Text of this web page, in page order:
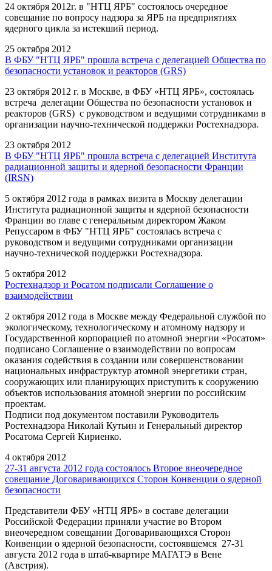
24 октября 2012г. в "НТЦ ЯРБ" состоялось очередное
совещание по вопросу надзора за ЯРБ на предприятиях
ядерного цикла за истекший период.
25 октября 2012
В ФБУ "НТЦ ЯРБ" прошла встреча с делегацией Общества по
безопасности установок и реакторов (GRS)
23 октября 2012 г. в Москве, в ФБУ «НТЦ ЯРБ», состоялась
встреча делегации Общества по безопасности установок и
реакторов (GRS) с руководством и ведущими сотрудниками в
организации научно-технической поддержки Ростехнадзора.
23 октября 2012
В ФБУ "НТЦ ЯРБ" прошла встреча с делегацией Института
радиационной защиты и ядерной безопасности Франции
(IRSN)
5 октября 2012 года в рамках визита в Москву делегации
Института радиационной защиты и ядерной безопасности
Франции во главе с генеральным директором Жаком
Репуссаром в ФБУ "НТЦ ЯРБ" состоялась встреча с
руководством и ведущими сотрудниками организации
научно-технической поддержки Ростехнадзора.
5 октября 2012
Ростехнадзор и Росатом подписали Соглашение о
взаимодействии
2 октября 2012 года в Москве между Федеральной службой по
экологическому, технологическому и атомному надзору и
Государственной корпорацией по атомной энергии «Росатом»
подписано Соглашение о взаимодействии по вопросам
оказания содействия в создании или совершенствовании
национальных инфраструктур атомной энергетики стран,
сооружающих или планирующих приступить к сооружению
объектов использования атомной энергии по российским
проектам.
Подписи под документом поставили Руководитель
Ростехнадзора Николай Кутьин и Генеральный директор
Росатома Сергей Кириенко.
4 октября 2012
27-31 августа 2012 года состоялось Второе внеочередное
совещание Договаривающихся Сторон Конвенции о ядерной
безопасности
Представители ФБУ «НТЦ ЯРБ» в составе делегации
Российской Федерации приняли участие во Втором
внеочередном совещании Договаривающихся Сторон
Конвенции о ядерной безопасности, состоявшемся 27-31
августа 2012 года в штаб-квартире МАГАТЭ в Вене
(Австрия).